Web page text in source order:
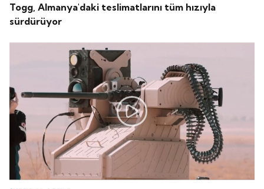
Togg, Almanya'daki teslimatlarını tüm hızıyla
sürdürüyor